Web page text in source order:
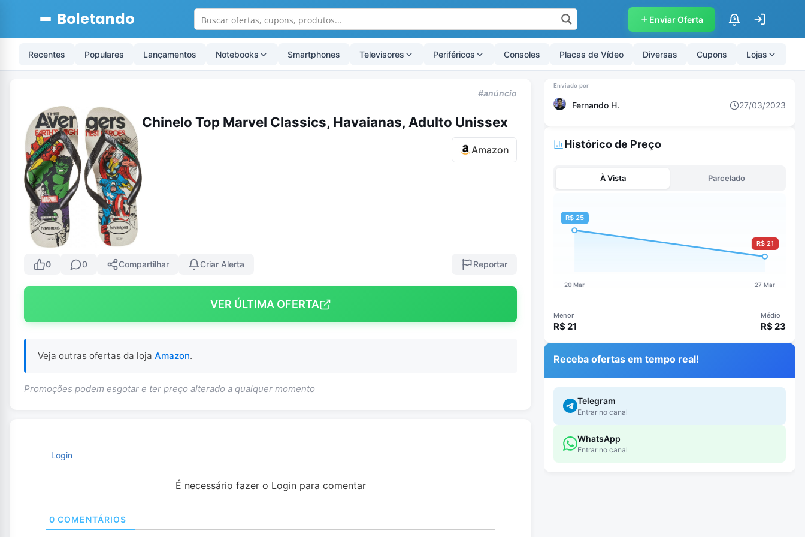
Boletando Enviar Oferta $
Recentes Populares Lançamentos Notebooks Smartphones Televisores Periféricos Consoles Placas de Vídeo Diversas Cupons Lojas
#anúncio
Chinelo Top Marvel Classics, Havaianas, Adulto Unissex
Amazon
0 0 Compartilhar Criar Alerta Reportar
VER ÚLTIMA OFERTA
Veja outras ofertas da loja Amazon.
Promoções podem esgotar e ter preço alterado a qualquer momento
Login
É necessário fazer o Login para comentar
0 COMENTÁRIOS
Fernando H. 27/03/2023
Histórico de Preço
À Vista Parcelado
Menor
R$ 21
Médio
R$ 23
Receba ofertas em tempo real!
Telegram
Entrar no canal
WhatsApp
Entrar no canal